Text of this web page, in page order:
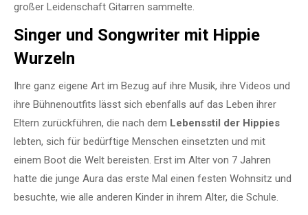
großer Leidenschaft Gitarren sammelte.
Singer und Songwriter mit Hippie
Wurzeln
Ihre ganz eigene Art im Bezug auf ihre Musik, ihre Videos und
ihre Bühnenoutfits lässt sich ebenfalls auf das Leben ihrer
Eltern zurückführen, die nach dem Lebensstil der Hippies
lebten, sich für bedürftige Menschen einsetzten und mit
einem Boot die Welt bereisten. Erst im Alter von 7 Jahren
hatte die junge Aura das erste Mal einen festen Wohnsitz und
besuchte, wie alle anderen Kinder in ihrem Alter, die Schule.